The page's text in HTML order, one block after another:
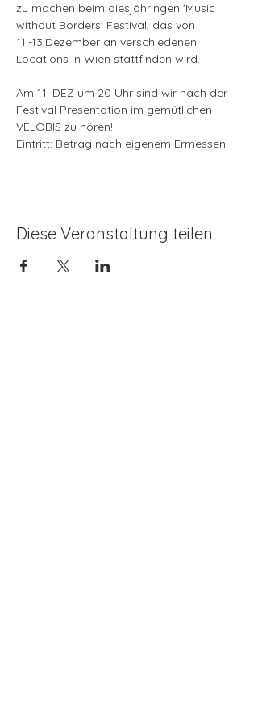
zu machen beim diesjähringen 'Music
without Borders' Festival, das von
11.-13.Dezember an verschiedenen
Locations in Wien stattfinden wird.
Am 11. DEZ um 20 Uhr sind wir nach der
Festival Presentation im gemütlichen
VELOBIS zu hören!
Eintritt: Betrag nach eigenem Ermessen
Diese Veranstaltung teilen